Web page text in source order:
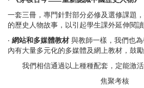
一套三冊，專門針對部分必修及選修課題
的歷史人物故事，以引起學生課外延伸閱讀
‧ 網站和多媒體教材 與教師一樣，我們也
內有大量多元化的多媒體及網上教材，鼓勵
我們相信通過以上種種配套，定能激活
焦聚考核